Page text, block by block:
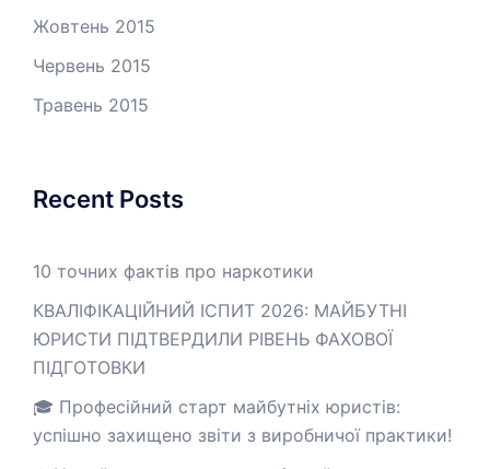
Жовтень 2015
Червень 2015
Травень 2015
Recent Posts
10 точних фактів про наркотики
КВАЛІФІКАЦІЙНИЙ ІСПИТ 2026: МАЙБУТНІ
ЮРИСТИ ПІДТВЕРДИЛИ РІВЕНЬ ФАХОВОЇ
ПІДГОТОВКИ
🎓 Професійний старт майбутніх юристів:
успішно захищено звіти з виробничої практики!